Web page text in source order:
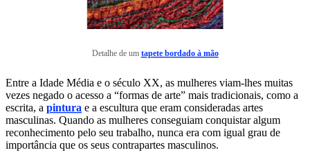
Detalhe de um tapete bordado à mão
Entre a Idade Média e o século XX, as mulheres viam-lhes muitas
vezes negado o acesso a “formas de arte” mais tradicionais, como a
escrita, a pintura e a escultura que eram consideradas artes
masculinas. Quando as mulheres conseguiam conquistar algum
reconhecimento pelo seu trabalho, nunca era com igual grau de
importância que os seus contrapartes masculinos.